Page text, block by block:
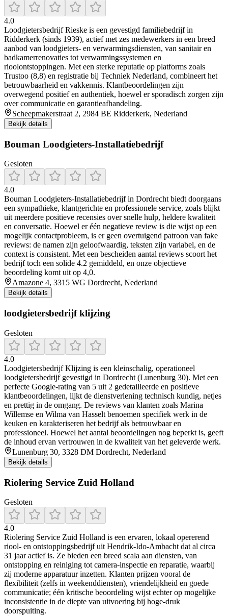
4.0
Loodgietersbedrijf Rieske is een gevestigd familiebedrijf in
Ridderkerk (sinds 1939), actief met zes medewerkers in een breed
aanbod van loodgieters- en verwarmingsdiensten, van sanitair en
badkamerrenovaties tot verwarmingssystemen en
rioolontstoppingen. Met een sterke reputatie op platforms zoals
Trustoo (8,8) en registratie bij Techniek Nederland, combineert het
betrouwbaarheid en vakkennis. Klantbeoordelingen zijn
overwegend positief en authentiek, hoewel er sporadisch zorgen zijn
over communicatie en garantieafhandeling.
Scheepmakerstraat 2, 2984 BE Ridderkerk, Nederland
Bekijk details
Bouman Loodgieters-Installatiebedrijf
Gesloten
4.0
Bouman Loodgieters‑Installatiebedrijf in Dordrecht biedt doorgaans
een sympathieke, klantgerichte en professionele service, zoals blijkt
uit meerdere positieve recensies over snelle hulp, heldere kwaliteit
en conversatie. Hoewel er één negatieve review is die wijst op een
mogelijk contactprobleem, is er geen overtuigend patroon van fake
reviews: de namen zijn geloofwaardig, teksten zijn variabel, en de
context is consistent. Met een bescheiden aantal reviews scoort het
bedrijf toch een solide 4.2 gemiddeld, en onze objectieve
beoordeling komt uit op 4,0.
Amazone 4, 3315 WG Dordrecht, Nederland
Bekijk details
loodgietersbedrijf klijzing
Gesloten
4.0
Loodgietersbedrijf Klijzing is een kleinschalig, operationeel
loodgietersbedrijf gevestigd in Dordrecht (Lunenburg 30). Met een
perfecte Google-rating van 5 uit 2 gedetailleerde en positieve
klantbeoordelingen, lijkt de dienstverlening technisch kundig, netjes
en prettig in de omgang. De reviews van klanten zoals Marina
Willemse en Wilma van Hasselt benoemen specifiek werk in de
keuken en karakteriseren het bedrijf als betrouwbaar en
professioneel. Hoewel het aantal beoordelingen nog beperkt is, geeft
de inhoud ervan vertrouwen in de kwaliteit van het geleverde werk.
Lunenburg 30, 3328 DM Dordrecht, Nederland
Bekijk details
Riolering Service Zuid Holland
Gesloten
4.0
Riolering Service Zuid Holland is een ervaren, lokaal opererend
riool- en ontstoppingsbedrijf uit Hendrik‑Ido‑Ambacht dat al circa
31 jaar actief is. Ze bieden een breed scala aan diensten, van
ontstopping en reiniging tot camera-inspectie en reparatie, waarbij
zij moderne apparatuur inzetten. Klanten prijzen vooral de
flexibiliteit (zelfs in weekenddiensten), vriendelijkheid en goede
communicatie; één kritische beoordeling wijst echter op mogelijke
inconsistentie in de diepte van uitvoering bij hoge-druk
doorspuiting.